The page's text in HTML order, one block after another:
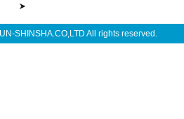
SHINSHA.CO,LTD All rights reserved.